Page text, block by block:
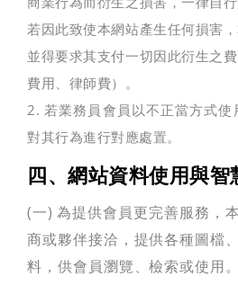
若因此致使本網站產生任何損害
並得要求其支付一切因此衍生之
費用、律師費）。
2. 若業務員會員以不正當方式
對其行為進行對應處置。
四、網站資料使用與智
(一) 為提供會員更完善服務，
商或夥伴接洽，提供各種圖檔
料，供會員瀏覽、檢索或使用